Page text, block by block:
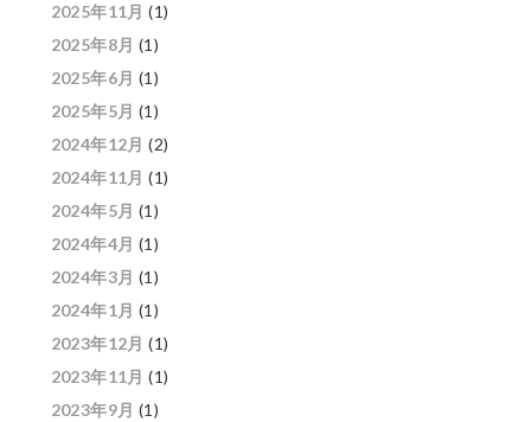
2025年11月 (1)
2025年8月 (1)
2025年6月 (1)
2025年5月 (1)
2024年12月 (2)
2024年11月 (1)
2024年5月 (1)
2024年4月 (1)
2024年3月 (1)
2024年1月 (1)
2023年12月 (1)
2023年11月 (1)
2023年9月 (1)